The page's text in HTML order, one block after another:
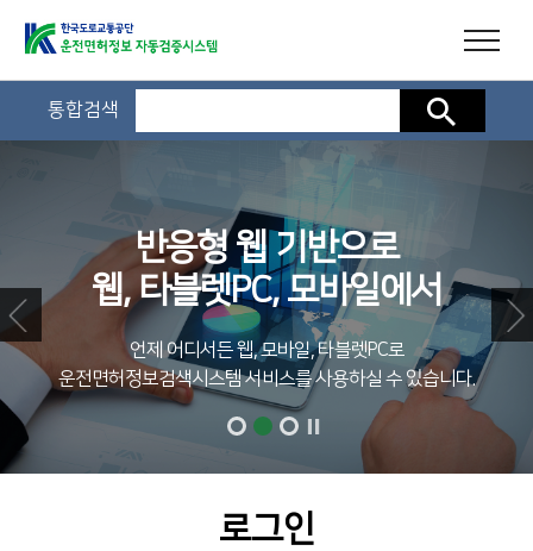
통합검색 검색
반응형 웹 기반으로
웹, 타블렛PC, 모바일에서
언제 어디서든 웹, 모바일, 타블렛PC로
운전면허정보검색시스템 서비스를 사용하실 수 있습니다.
로그인